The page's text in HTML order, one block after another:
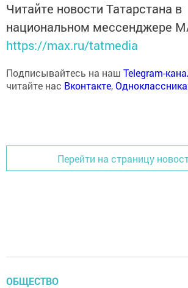
Читайте новости Татарстана в
национальном мессенджере
https://max.ru/tatmedia
Подписывайтесь на наш Telegram-
читайте нас Вконтакте,
Перейти на страницу
ОБЩЕСТВО